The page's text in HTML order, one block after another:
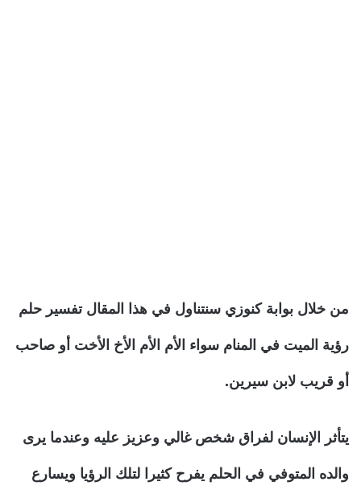
من خلال بوابة كنوزي سنتناول في هذا المقال تفسير حلم
رؤية الميت في المنام سواء الأم الأم الأخ الأخت أو صاحب
أو قريب لابن سيرين.
يتأثر الإنسان لفراق شخص غالي وعزيز عليه وعندما يرى
والده المتوفي في الحلم يفرح كثيرا لتلك الرؤيا ويسارع